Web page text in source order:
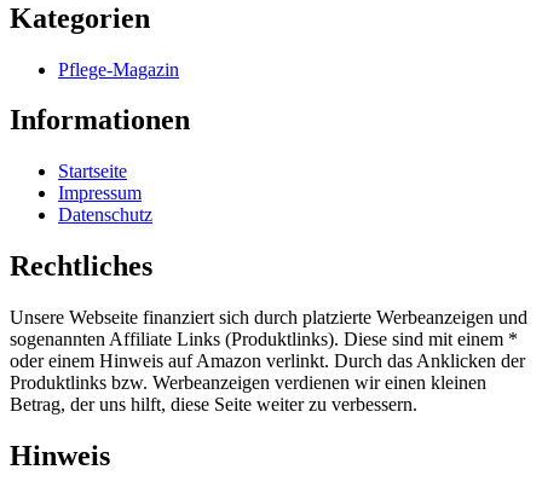
Kategorien
Pflege-Magazin
Informationen
Startseite
Impressum
Datenschutz
Rechtliches
Unsere Webseite finanziert sich durch platzierte Werbeanzeigen und
sogenannten Affiliate Links (Produktlinks). Diese sind mit einem *
oder einem Hinweis auf Amazon verlinkt. Durch das Anklicken der
Produktlinks bzw. Werbeanzeigen verdienen wir einen kleinen
Betrag, der uns hilft, diese Seite weiter zu verbessern.
Hinweis